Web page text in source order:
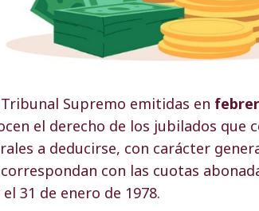
Supremo emitidas en
el derecho de los jubilados que
a deducirse, con carácter
con las cuotas
31 de enero de 1978.